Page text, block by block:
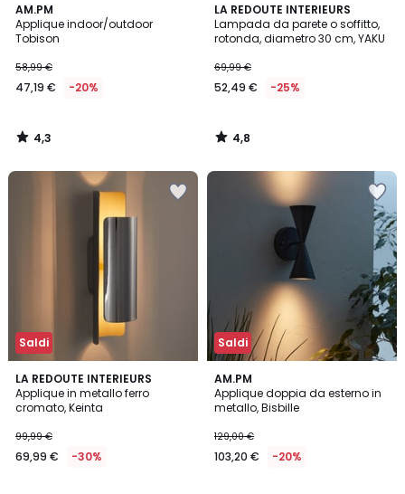
AM.PM
Applique indoor/outdoor
Tobison
58,99 €
47,19 € -20%
4,3
/ 5
4,3
/
LA REDOUTE INTERIEURS
Lampada da parete o soffitto,
rotonda, diametro 30 cm, YAKU
69,99 €
52,49 € -25%
4,8
/ 5
4,8
/
Saldi
LA REDOUTE INTERIEURS
Applique in metallo ferro
cromato, Keinta
99,99 €
69,99 € -30%
3
/
5
Saldi
AM.PM
Applique doppia da esterno in
metallo, Bisbille
129,00 €
103,20 € -20%
5
/
5